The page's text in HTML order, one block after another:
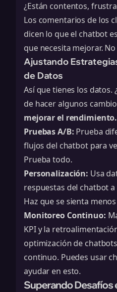
¿Están contentos,
Los comentarios de los
dicen lo que el chatbot
que necesita mejorar.
Ajustando
de Datos
Así que tienes los datos.
de hacer algunos
mejorar el rendimiento.
Pruebas A/B: Prueba
flujos del chatbot para
Prueba todo.
Personalización: Usa
respuestas del chatbot
Haz que se sienta
Monitoreo Continuo:
KPI y la
optimización de
continuo. Puedes usar
ayudar en esto.
Superando Desafíos